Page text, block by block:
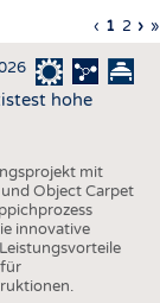
Seite
‹
Seite
1 Seite
2 › »
hohe
mit
Object Carpet
innovative